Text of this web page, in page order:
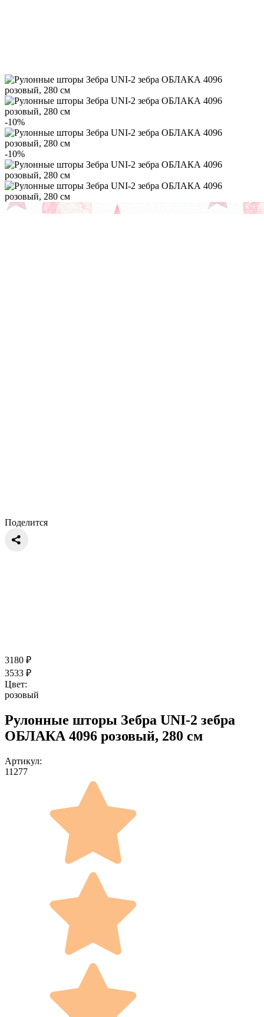
-10%
-10%
Поделится
3180 ₽
3533 ₽
Цвет:
розовый
Рулонные шторы Зебра UNI-2 зебра
ОБЛАКА 4096 розовый, 280 см
Артикул:
11277